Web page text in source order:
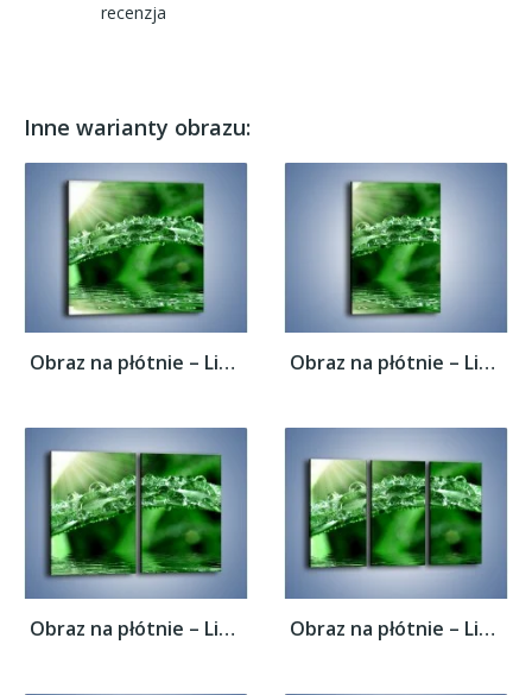
recenzja
Inne warianty obrazu:
Obraz na płótnie – Liść w wodnym stroju –... Obraz na płótnie – Liść w wodnym stroju –...
Obraz na płótnie – Liść w wodnym stroju –... Obraz na płótnie – Liść w wodnym stroju –...